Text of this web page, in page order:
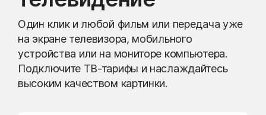
Один клик и любой фильм или передача уже
на экране телевизора, мобильного
устройства или на мониторе компьютера.
Подключите ТВ-тарифы и наслаждайтесь
высоким качеством картинки.